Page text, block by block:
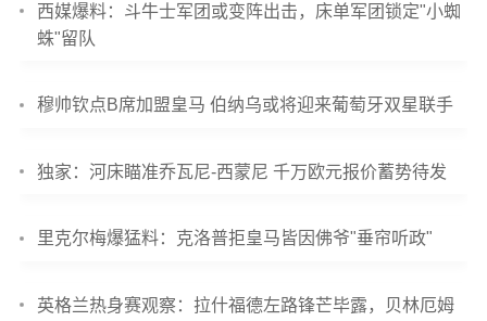
西媒爆料：斗牛士军团或变阵出击，床单军团锁定"小蜘
蛛"留队
穆帅钦点B席加盟皇马 伯纳乌或将迎来葡萄牙双星联手
独家：河床瞄准乔瓦尼-西蒙尼 千万欧元报价蓄势待发
里克尔梅爆猛料：克洛普拒皇马皆因佛爷"垂帘听政"
英格兰热身赛观察：拉什福德左路锋芒毕露，贝林厄姆